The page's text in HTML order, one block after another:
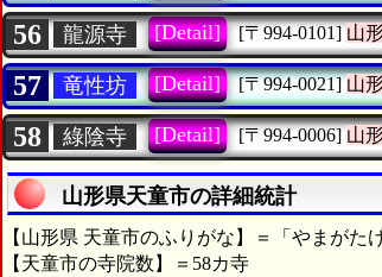
56 龍源寺 [Detail] [〒994-0101] 山
57 竜性坊 [Detail] [〒994-0021] 山
58 綠陰寺 [Detail] [〒994-0006] 山
山形県天童市の詳細統計
【山形県 天童市のふりがな】＝「やまがた
【天童市の寺院数】＝58カ寺